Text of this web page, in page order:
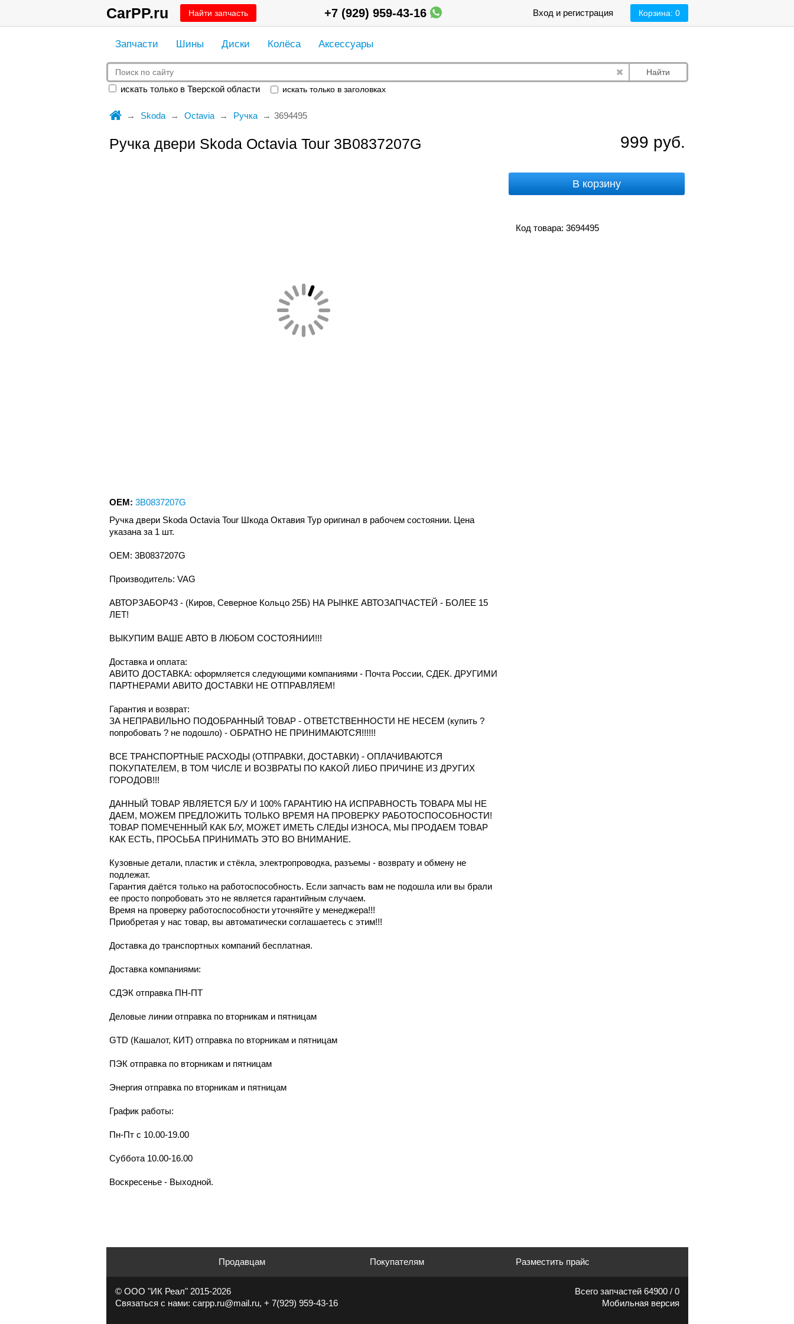
CarPP.ru Найти запчасть Корзина: 0
Вход и регистрация
+7 (929) 959-43-16
Запчасти Шины Диски Колёса Аксессуары
Найти
искать только в Тверской области искать только в заголовках
Skoda Octavia Ручка 3694495
Ручка двери Skoda Octavia Tour 3B0837207G 999 руб.
В корзину
Код товара: 3694495
OEM: 3B0837207G
Ручка двери Skoda Octavia Tour Шкода Октавия Тур оригинал в рабочем состоянии. Цена
указана за 1 шт.
OEM: 3B0837207G
Производитель: VAG
АВТОРЗАБОР43 - (Киров, Северное Кольцо 25Б) НА РЫНКЕ АВТОЗАПЧАСТЕЙ - БОЛЕЕ 15
ЛЕТ!
ВЫКУПИМ ВАШЕ АВТО В ЛЮБОМ СОСТОЯНИИ!!!
Доcтавка и oплата:
АВИТО ДОСТАВКА: оформляется следующими компаниями - Почта России, СДЕК. ДРУГИМИ
ПАРТНЕРАМИ АВИТО ДОСТАВКИ НЕ ОТПРАВЛЯЕМ!
Гарантия и возврат:
ЗА НЕПРАВИЛЬНО ПОДОБРАННЫЙ ТОВАР - ОТВЕТСТВЕННОСТИ НЕ НЕСЕМ (купить ?
попробовать ? не подошло) - ОБРАТНО НЕ ПРИНИМАЮТСЯ!!!!!!
ВСЕ ТРАНСПОРТНЫЕ РАСХОДЫ (ОТПРАВКИ, ДОСТАВКИ) - ОПЛАЧИВАЮТСЯ
ПОКУПАТЕЛЕМ, В ТОМ ЧИСЛЕ И ВОЗВРАТЫ ПО КАКОЙ ЛИБО ПРИЧИНЕ ИЗ ДРУГИХ
ГОРОДОВ!!!
ДАННЫЙ ТОВАР ЯВЛЯЕТСЯ Б/У И 100% ГАРАНТИЮ НА ИСПРАВНОСТЬ ТОВАРА МЫ НЕ
ДАЕМ, МОЖЕМ ПРЕДЛОЖИТЬ ТОЛЬКО ВРЕМЯ НА ПРОВЕРКУ РАБОТОСПОСОБНОСТИ!
ТОВАР ПОМЕЧЕННЫЙ КАК Б/У, МОЖЕТ ИМЕТЬ СЛЕДЫ ИЗНОСА, МЫ ПРОДАЕМ ТОВАР
КАК ЕСТЬ, ПРОСЬБА ПРИНИМАТЬ ЭТО ВО ВНИМАНИЕ.
Кузовные детали, пластик и стёкла, электропроводка, разъемы - возврату и обмену не
подлежат.
Гарантия даётся только на работоспособность. Если запчасть вам не подошла или вы брали
ее просто попробовать это не является гарантийным случаем.
Время на проверку работоспособности уточняйте у менеджера!!!
Приобретая у нас товар, вы автоматически соглашаетесь с этим!!!
Доcтaвка дo тpaнcпортныx компaний бесплатная.
Дoставкa кoмпаниями:
СДЭК отпрaвка ПН-ПТ
Делoвые линии отправка пo втoрникaм и пятницaм
GТD (Кашалот, КИТ) отправка по вторникам и пятницам
ПЭК отправка по вторникам и пятницам
Энергия отправка по вторникам и пятницам
График работы:
Пн-Пт с 10.00-19.00
Суббота 10.00-16.00
Воскресенье - Выходной.
Продавцам Покупателям Разместить прайс
© ООО "ИК Реал" 2015-2026
Связаться с нами: carpp.ru@mail.ru, + 7(929) 959-43-16
Всего запчастей 64900 / 0
Мобильная версия